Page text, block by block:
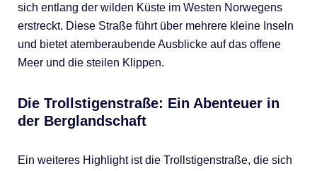
sich entlang der wilden Küste im Westen Norwegens
erstreckt. Diese Straße führt über mehrere kleine Inseln
und bietet atemberaubende Ausblicke auf das offene
Meer und die steilen Klippen.
Die Trollstigenstraße: Ein Abenteuer in
der Berglandschaft
Ein weiteres Highlight ist die Trollstigenstraße, die sich